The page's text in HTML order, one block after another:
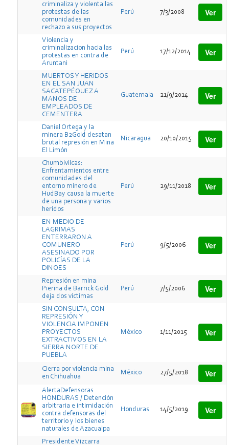
criminaliza y violenta las
protestas de las
comunidades en
rechazo a sus proyectos
Perú 7/3/2008 Ver
Violencia y
criminalizacion hacia las
protestas en contra de
Aruntani
Perú 17/12/2014 Ver
MUERTOS Y HERIDOS
EN EL SAN JUAN
SACATEPÉQUEZ A
MANOS DE
EMPLEADOS DE
CEMENTERA
Guatemala 21/9/2014 Ver
Daniel Ortega y la
minera B2Gold desatan
brutal represión en Mina
El Limón
Nicaragua 20/10/2015 Ver
Chumbivilcas:
Enfrentamientos entre
comunidades del
entorno minero de
HudBay causa la muerte
de una persona y varios
heridos
Perú 29/11/2018 Ver
EN MEDIO DE
LAGRIMAS
ENTERRARON A
COMUNERO
ASESINADO POR
POLICÍAS DE LA
DINOES
Perú 9/5/2006 Ver
Represión en mina
Pierina de Barrick Gold
deja dos víctimas
Perú 7/5/2006 Ver
SIN CONSULTA, CON
REPRESIÓN Y
VIOLENCIA IMPONEN
PROYECTOS
EXTRACTIVOS EN LA
SIERRA NORTE DE
PUEBLA
México 1/11/2015 Ver
Cierra por violencia mina
en Chihuahua
México 27/5/2018 Ver
AlertaDefensoras
HONDURAS / Detención
arbitraria e intimidación
contra defensoras del
territorio y los bienes
naturales de Azacualpa
Honduras 14/5/2019 Ver
Presidente Vizcarra